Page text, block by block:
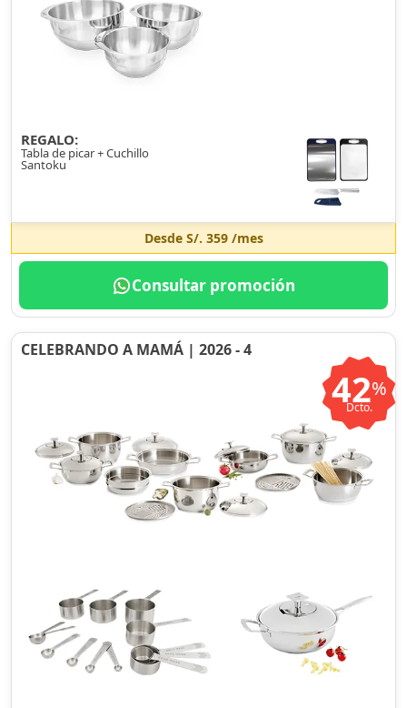
REGALO:
Tabla de picar + Cuchillo
Santoku
Desde S/. 359/mes
Consultar promoción
CELEBRANDO A MAMÁ | 2026 - 4
42%
Dcto.